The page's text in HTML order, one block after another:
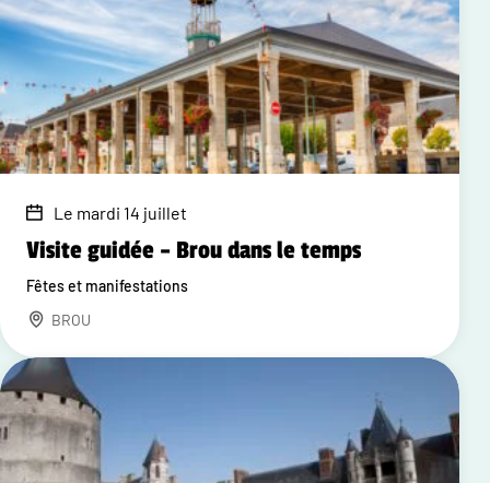
Le mardi 14 juillet
Visite guidée – Brou dans le temps
Fêtes et manifestations
BROU